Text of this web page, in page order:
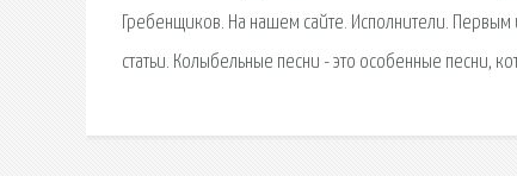
Гребенщиков. На нашем сайте. Исполнители. Первым
статьи. Колыбельные песни - это особенные песни,